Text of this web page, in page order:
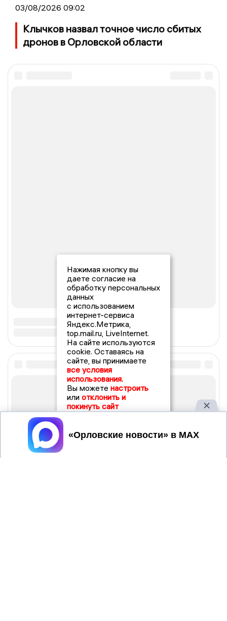
03/08/2026 09:02
Клычков назвал точное число сбитых
дронов в Орловской области
Нажимая кнопку вы
даете согласие на
обработку персональных
данных
с использованием
интернет-сервиса
Яндекс.Метрика,
top.mail.ru, LiveInternet.
На сайте используются
cookie. Оставаясь на
сайте, вы принимаете
все условия
использования.
Вы можете настроить
или отклонить и
покинуть сайт
Принять